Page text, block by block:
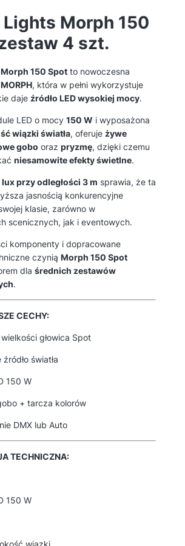
Morph 150
4 szt.
150 Spot to nowoczesna
MORPH, która w pełni wykorzystuje
daje źródło LED wysokiej mocy.
LED o mocy 150 W i wyposażona
wiązki światła, oferuje żywe
gobo oraz pryzmę, dzięki czemu
niesamowite efekty świetlne.
przy odległości 3 m sprawia, że ta
jasnością konkurencyjne
klasie, zarówno w
scenicznych, jak i eventowych.
komponenty i dopracowane
czynią Morph 150 Spot
dla średnich zestawów
.
CECHY:
głowica Spot
światła
150 W
+ tarcza kolorów
DMX lub Auto
TECHNICZNA:
150 W
wiązki